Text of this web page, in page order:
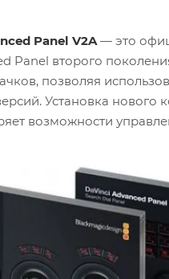
Panel V2A— это
Panel второго
позволяя
Установка нового
возможности
клавиши для